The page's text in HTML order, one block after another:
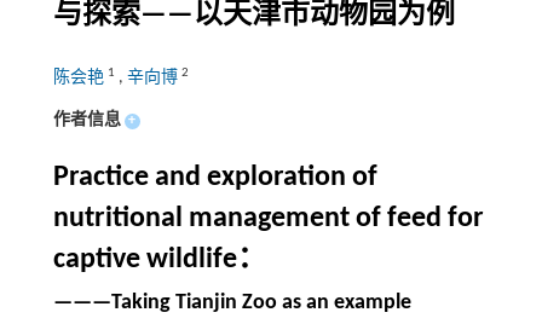
与探索——以天津市动物园为例
陈会艳 1 , 辛向博 2
作者信息 +
Practice and exploration of
nutritional management of feed for
captive wildlife：
———Taking Tianjin Zoo as an example